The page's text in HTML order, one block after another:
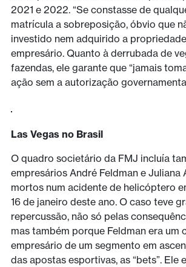
2021 e 2022. “Se constasse de
matrícula a sobreposição, óbvio que
investido nem adquirido a
empresário. Quanto à derrubada de
fazendas, ele garante que “jamais
ação sem a autorização
Las Vegas no Brasil
O quadro societário da FMJ incluía
empresários André Feldman e Juliana
mortos num acidente de helicóptero
16 de janeiro deste ano. O caso teve
repercussão, não só pelas
mas também porque Feldman era um
empresário de um segmento em
das apostas esportivas, as “bets”. Ele